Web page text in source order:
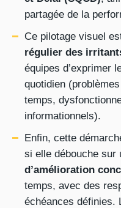
partagée de la
Ce pilotage visuel
régulier des
équipes d’exprimer
quotidien
temps,
informationnels).
Enfin, cette
si elle débouche sur
d’amélioration
temps, avec des
échéances définies.